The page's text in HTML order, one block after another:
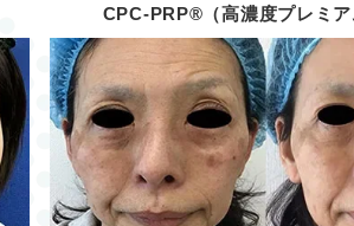
CPC-PRP®（高濃度プレミア